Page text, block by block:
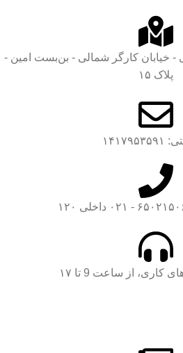
- خیابان کارگر شمالی - بن‌بست امین -
پلاک ۱۵
از ساعت 9 تا ۱۷